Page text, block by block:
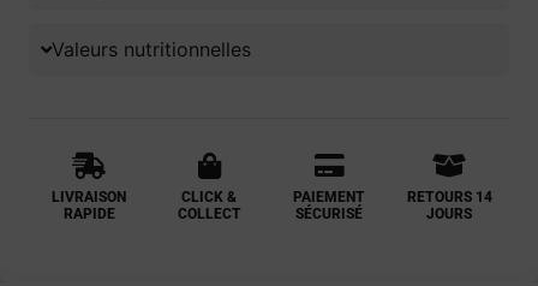
Valeurs nutritionnelles
LIVRAISON
RAPIDE
CLICK &
COLLECT
PAIEMENT
SÉCURISÉ
RETOURS 14
JOURS